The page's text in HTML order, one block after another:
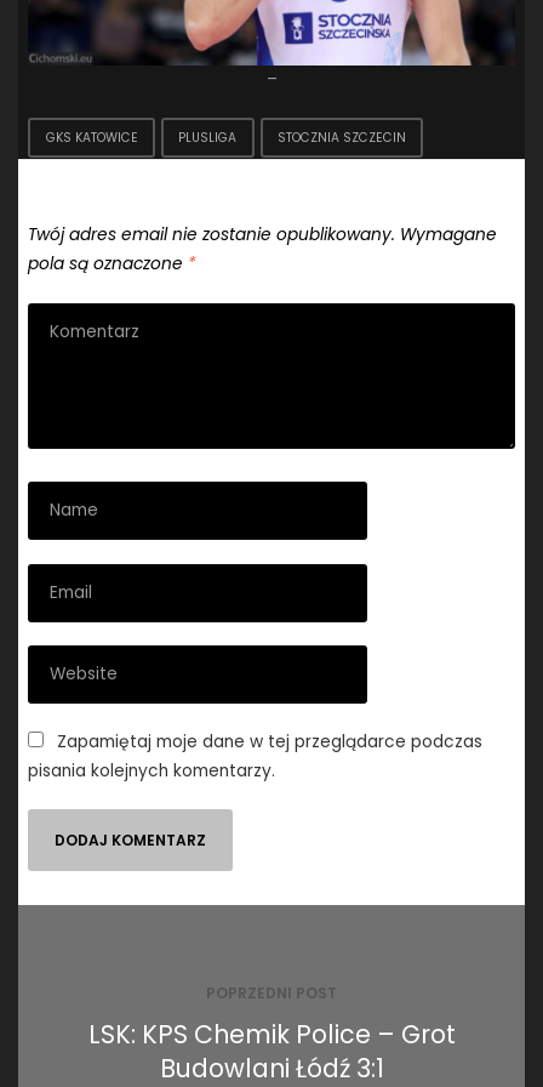
–
GKS KATOWICE PLUSLIGA STOCZNIA SZCZECIN
Twój adres email nie zostanie opublikowany. Wymagane
pola są oznaczone *
Zapamiętaj moje dane w tej przeglądarce podczas
pisania kolejnych komentarzy.
POPRZEDNI POST
LSK: KPS Chemik Police – Grot
Budowlani Łódź 3:1